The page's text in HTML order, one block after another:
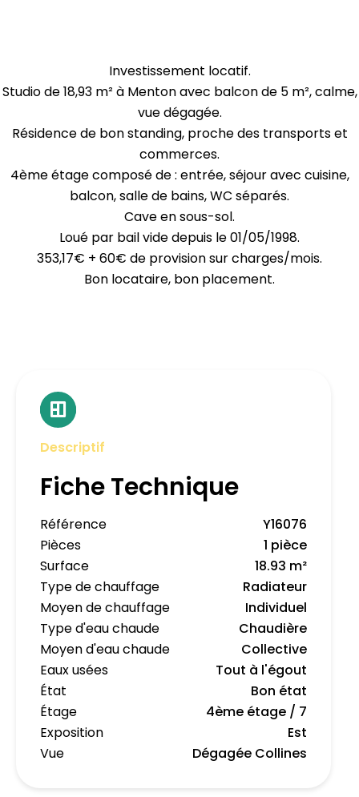
Investissement locatif.
Studio de 18,93 m² à Menton avec balcon de 5 m², calme,
vue dégagée.
Résidence de bon standing, proche des transports et
commerces.
4ème étage composé de : entrée, séjour avec cuisine,
balcon, salle de bains, WC séparés.
Cave en sous-sol.
Loué par bail vide depuis le 01/05/1998.
353,17€ + 60€ de provision sur charges/mois.
Bon locataire, bon placement.
Descriptif
Fiche Technique
Référence
Y16076
Pièces
1 pièce
Surface
18.93 m²
Type de chauffage
Radiateur
Moyen de chauffage
Individuel
Type d'eau chaude
Chaudière
Moyen d'eau chaude
Collective
Eaux usées
Tout à l'égout
État
Bon état
Étage
4ème étage / 7
Exposition
Est
Vue
Dégagée Collines